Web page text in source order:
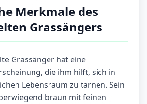
Merkmale des
Grassängers
Grassänger hat eine
die ihm hilft, sich in
Lebensraum zu tarnen. Sein
braun mit feinen